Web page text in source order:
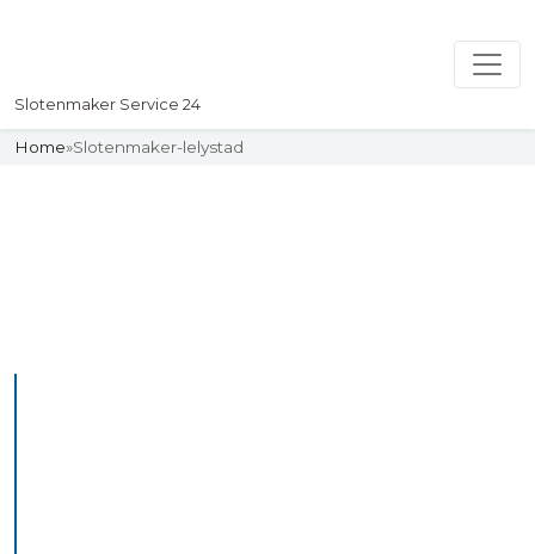
Slotenmaker Service 24
Home»Slotenmaker-lelystad